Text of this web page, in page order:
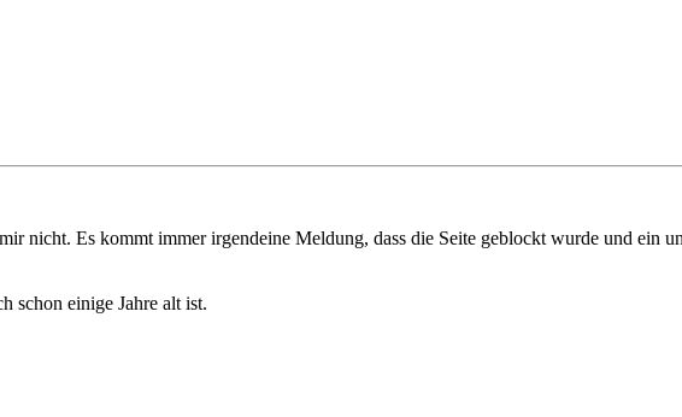
nicht. Es kommt immer irgendeine Meldung, dass die Seite geblockt wurde und ein
schon einige Jahre alt ist.